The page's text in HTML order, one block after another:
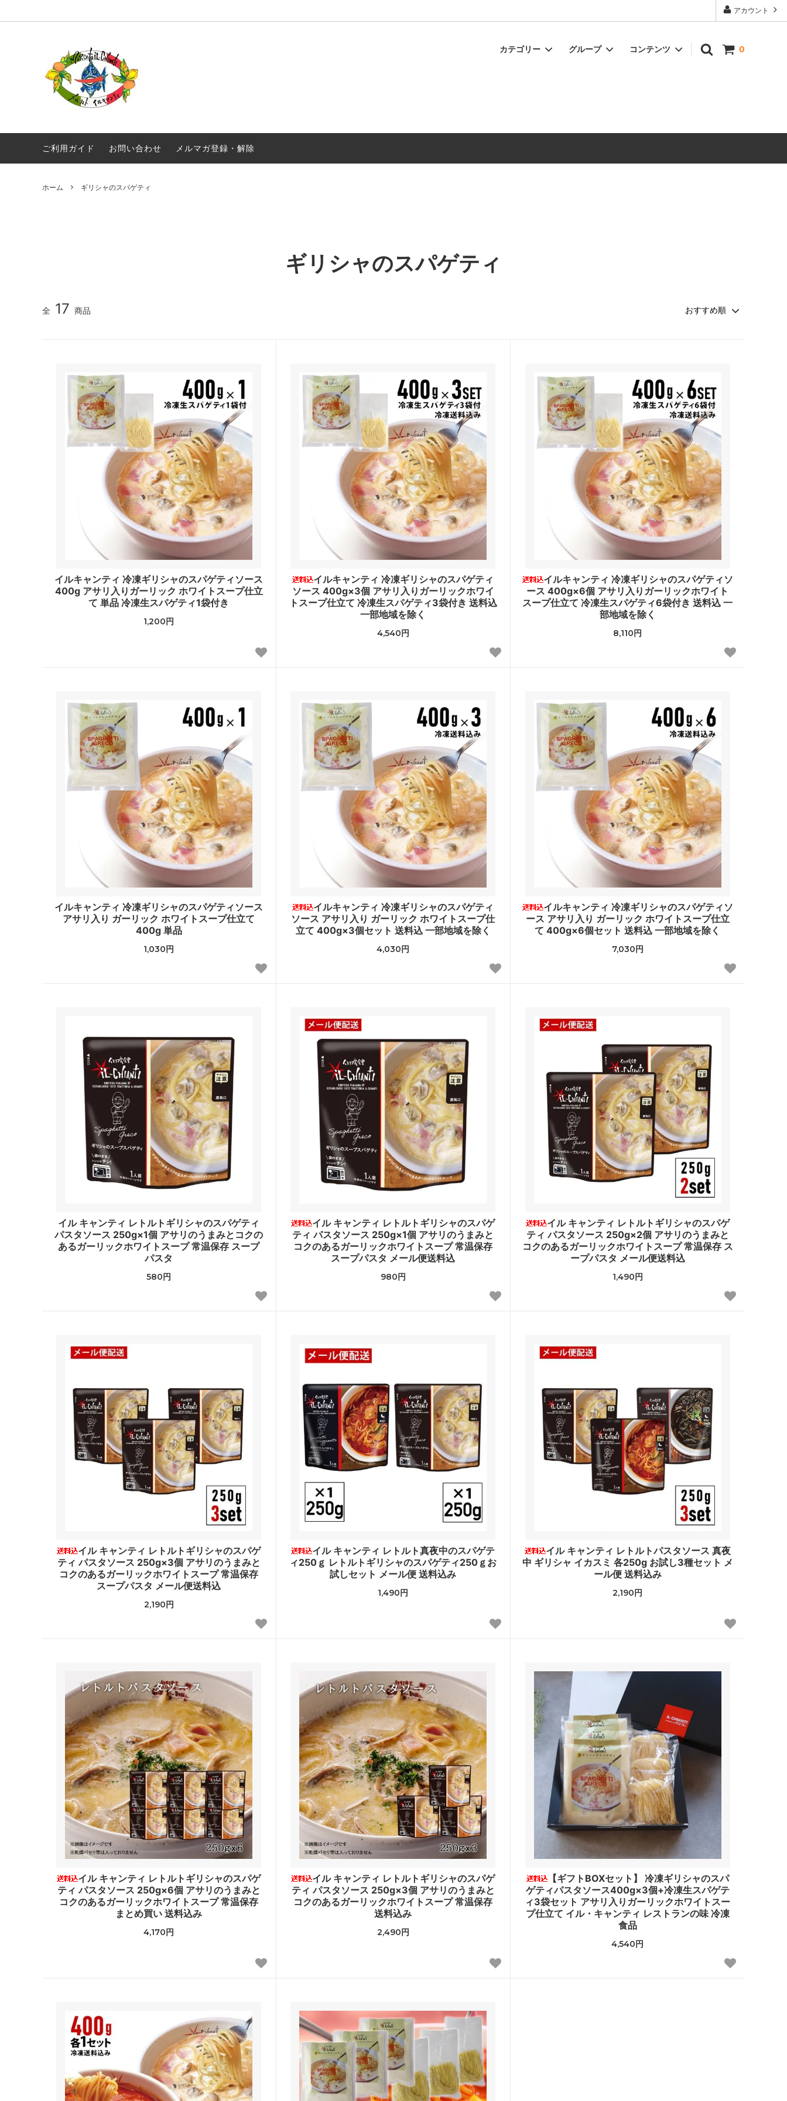
アカウント
0
カテゴリー
オリジナル商品
メール便配送
グループ
真夜中のスパゲティ
コンテンツ
毎月届く！定期便 イルキャンティドレッ
シング 380g
ご利用ガイド お問い合わせ メルマガ登録・解除
ホーム ギリシャのスパゲティ
ギリシャのスパゲティ
全 17 商品
イルキャンティ 冷凍ギリシャのスパゲティソース
400g アサリ入りガーリック ホワイトスープ仕立
て 単品 冷凍生スパゲティ1袋付き
1,200円
イルキャンティ 冷凍ギリシャのスパゲティ
ソース 400g×3個 アサリ入りガーリックホワイ
トスープ仕立て 冷凍生スパゲティ3袋付き 送料込
一部地域を除く
4,540円
イルキャンティ 冷凍ギリシャのスパゲティソ
ース 400g×6個 アサリ入りガーリックホワイト
スープ仕立て 冷凍生スパゲティ6袋付き 送料込 一
部地域を除く
8,110円
イルキャンティ 冷凍ギリシャのスパゲティソース
アサリ入り ガーリック ホワイトスープ仕立て
400g 単品
1,030円
イルキャンティ 冷凍ギリシャのスパゲティ
ソース アサリ入り ガーリック ホワイトスープ仕
立て 400g×3個セット 送料込 一部地域を除く
4,030円
イルキャンティ 冷凍ギリシャのスパゲティソ
ース アサリ入り ガーリック ホワイトスープ仕立
て 400g×6個セット 送料込 一部地域を除く
7,030円
イル キャンティ レトルトギリシャのスパゲティ
パスタソース 250g×1個 アサリのうまみとコクの
あるガーリックホワイトスープ 常温保存 スープ
パスタ
580円
イル キャンティ レトルトギリシャのスパゲ
ティ パスタソース 250g×1個 アサリのうまみと
コクのあるガーリックホワイトスープ 常温保存
スープパスタ メール便送料込
980円
イル キャンティ レトルトギリシャのスパゲ
ティ パスタソース 250g×2個 アサリのうまみと
コクのあるガーリックホワイトスープ 常温保存 ス
ープパスタ メール便送料込
1,490円
イル キャンティ レトルトギリシャのスパゲ
ティ パスタソース 250g×3個 アサリのうまみと
コクのあるガーリックホワイトスープ 常温保存
スープパスタ メール便送料込
2,190円
イル キャンティ レトルト真夜中のスパゲテ
ィ250ｇ レトルトギリシャのスパゲティ250ｇお
試しセット メール便 送料込み
1,490円
イル キャンティ レトルトパスタソース 真夜
中 ギリシャ イカスミ 各250g お試し3種セット メ
ール便 送料込み
2,190円
イル キャンティ レトルトギリシャのスパゲ
ティ パスタソース 250g×6個 アサリのうまみと
コクのあるガーリックホワイトスープ 常温保存
まとめ買い 送料込み
4,170円
イル キャンティ レトルトギリシャのスパゲ
ティ パスタソース 250g×3個 アサリのうまみと
コクのあるガーリックホワイトスープ 常温保存
送料込み
2,490円
【ギフトBOXセット】 冷凍ギリシャのスパ
ゲティパスタソース400g×3個+冷凍生スパゲテ
ィ3袋セット アサリ入りガーリックホワイトスー
プ仕立て イル・キャンティ レストランの味 冷凍
食品
4,540円